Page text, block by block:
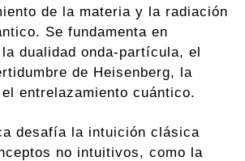
de la materia y la radiación
Se fundamenta en
dualidad onda-partícula, el
de Heisenberg, la
entrelazamiento cuántico.
desafía la intuición clásica
no intuitivos, como la